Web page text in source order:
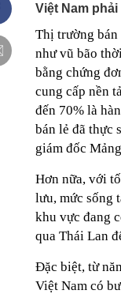
Việt Nam
Thị trường
như vũ bão
bằng chứng
cung cấp nền
đến 70% là
bán lẻ đã thực
giám đốc
Hơn nữa, với
lưu, mức sống
khu vực đang
qua Thái Lan
Đặc biệt, từ
Việt Nam có